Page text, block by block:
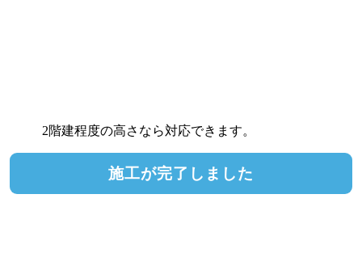
2階建程度の高さなら対応できます。
施工が完了しました